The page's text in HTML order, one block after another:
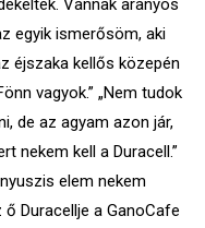
Vannak aranyos
egyik ismerősöm, aki
éjszaka kellős közepén
vagyok.” „Nem tudok
de az agyam azon jár,
nekem kell a Duracell.”
elem nekem
Duracellje a GanoCafe